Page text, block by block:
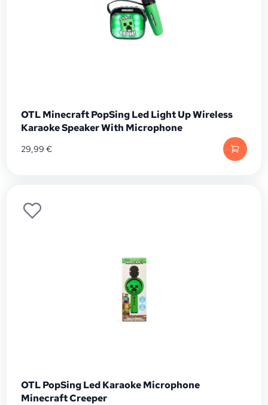
OTL Minecraft PopSing Led Light Up Wireless
Karaoke Speaker With Microphone
29,99€
OTL PopSing Led Karaoke Microphone
Minecraft Creeper